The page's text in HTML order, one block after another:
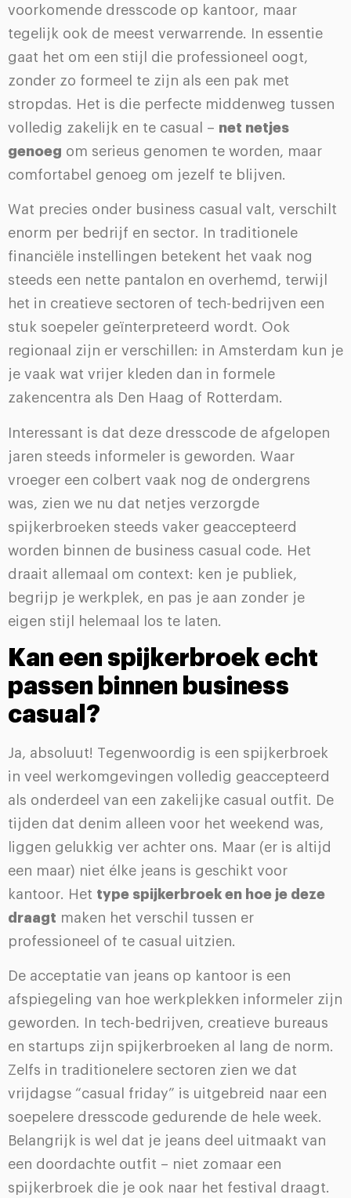
voorkomende dresscode op kantoor, maar
tegelijk ook de meest verwarrende. In essentie
gaat het om een stijl die professioneel oogt,
zonder zo formeel te zijn als een pak met
stropdas. Het is die perfecte middenweg tussen
volledig zakelijk en te casual – net netjes
genoeg om serieus genomen te worden, maar
comfortabel genoeg om jezelf te blijven.
Wat precies onder business casual valt, verschilt
enorm per bedrijf en sector. In traditionele
financiële instellingen betekent het vaak nog
steeds een nette pantalon en overhemd, terwijl
het in creatieve sectoren of tech-bedrijven een
stuk soepeler geïnterpreteerd wordt. Ook
regionaal zijn er verschillen: in Amsterdam kun je
je vaak wat vrijer kleden dan in formele
zakencentra als Den Haag of Rotterdam.
Interessant is dat deze dresscode de afgelopen
jaren steeds informeler is geworden. Waar
vroeger een colbert vaak nog de ondergrens
was, zien we nu dat netjes verzorgde
spijkerbroeken steeds vaker geaccepteerd
worden binnen de business casual code. Het
draait allemaal om context: ken je publiek,
begrijp je werkplek, en pas je aan zonder je
eigen stijl helemaal los te laten.
Kan een spijkerbroek echt
passen binnen business
casual?
Ja, absoluut! Tegenwoordig is een spijkerbroek
in veel werkomgevingen volledig geaccepteerd
als onderdeel van een zakelijke casual outfit. De
tijden dat denim alleen voor het weekend was,
liggen gelukkig ver achter ons. Maar (er is altijd
een maar) niet élke jeans is geschikt voor
kantoor. Het type spijkerbroek en hoe je deze
draagt maken het verschil tussen er
professioneel of te casual uitzien.
De acceptatie van jeans op kantoor is een
afspiegeling van hoe werkplekken informeler zijn
geworden. In tech-bedrijven, creatieve bureaus
en startups zijn spijkerbroeken al lang de norm.
Zelfs in traditionelere sectoren zien we dat
vrijdagse “casual friday” is uitgebreid naar een
soepelere dresscode gedurende de hele week.
Belangrijk is wel dat je jeans deel uitmaakt van
een doordachte outfit – niet zomaar een
spijkerbroek die je ook naar het festival draagt.